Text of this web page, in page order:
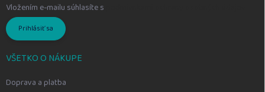
Vložením e-mailu súhlasíte s
Prihlásiť sa
VŠETKO O NÁKUPE
Doprava a platba